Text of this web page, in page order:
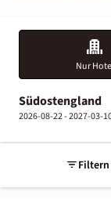
Nur
Südostengland
2026-08-22 - 2027-03-
Filtern